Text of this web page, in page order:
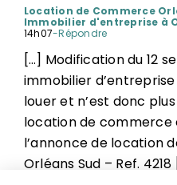
Location de Commerce
Immobilier d'entreprise à
14h07-Répondre
[…] Modification du 12
immobilier
louer et n’est donc
location de commerce
l’annonce de location
Orléans Sud – Ref. 4218